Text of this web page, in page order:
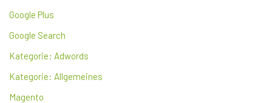
Google Plus
Google Search
Kategorie: Adwords
Kategorie: Allgemeines
Magento